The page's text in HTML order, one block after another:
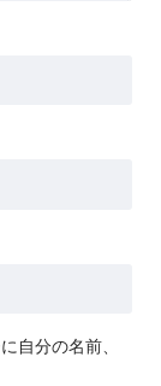
自分の名前、